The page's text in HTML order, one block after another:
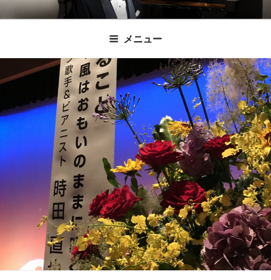
コ
ン
ス
キ
時田直也 声楽
家/BARITONE
歌うことは希望を語ること、生きることは喜
びも悲しみもわかちあうことかけがえのない
あなたに「いのちの歌」をお届けします。
メニュー